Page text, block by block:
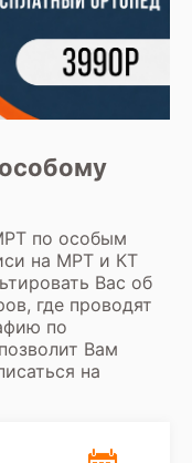
по особым
на МРТ и КТ
Вас об
где проводят
по
Вам
на